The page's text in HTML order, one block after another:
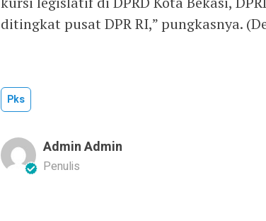
ditingkat pusat DPR RI,” pungkasnya.
Pks
Admin Admin
Penulis